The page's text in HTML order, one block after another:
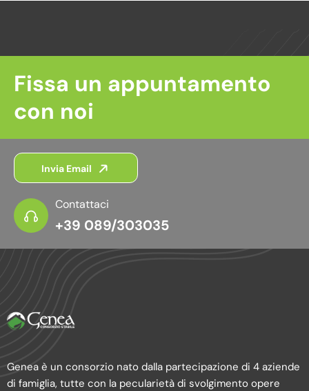
Fissa un appuntamento
con noi
Invia Email
Contattaci
+39 089/303035
Genea è un consorzio nato dalla partecipazione di 4 aziende
di famiglia, tutte con la pecularietà di svolgimento opere